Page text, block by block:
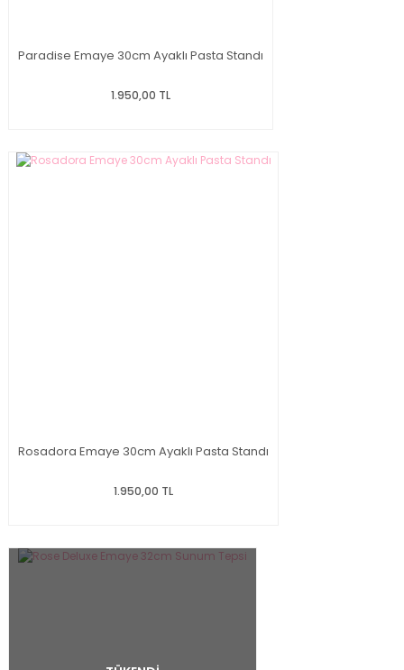
Paradise Emaye 30cm Ayaklı Pasta Standı
1.950,00 TL
Rosadora Emaye 30cm Ayaklı Pasta Standı
1.950,00 TL